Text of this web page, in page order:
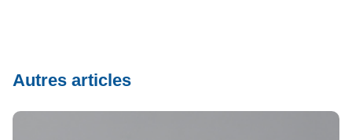
Autres articles